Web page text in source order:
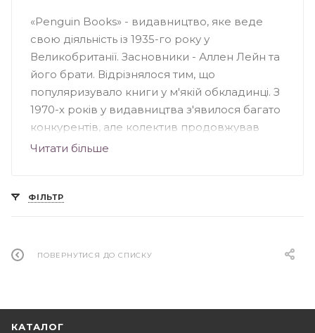
«Penguin Books» - видавництво, яке веде
свою діяльність із 1935-го року у
Великобританії. Засновники - Аллен Лейн та
його брати. Відрізнялося тим, що
популяризувало книги у м'якій обкладинці. З
1970-х років у видавництва з'явилося багато
конкурентів, але колектив продовжував
випускати серйозні книги для широкого
науково-популярних творах, особливе
сьогоднішній день «Penguin Books» - це
Читати більше
ФІЛЬТР
ПОВЕРНУТИСЯ ДО СПИСКУ
КАТАЛОГ